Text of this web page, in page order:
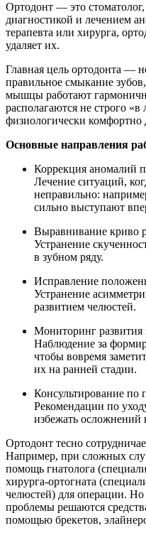
Ортодонт — это
диагностикой и лечением
терапевта или хирурга,
удаляет их.
Главная цель ортодонта —
правильное смыкание
мышцы работают
располагаются не строго
физиологически комфортно
Основные направления
Коррекция аномалий
Лечение ситуаций,
неправильно:
сильно выступают
Выравнивание криво
Устранение
в зубном ряду.
Исправление
Устранение
развитием челюстей.
Мониторинг развития
Наблюдение за
чтобы вовремя
их на ранней стадии.
Консультирование по
Рекомендации по
избежать осложнений
Ортодонт тесно
Например, при сложных
помощь гнатолога
хирурга-ортогната
челюстей) для операции.
проблемы решаются
помощью брекетов,